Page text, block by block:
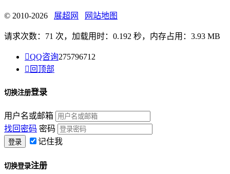
© 2010-2026 展超网 网站地图
请求次数：71 次，加载用时：0.192 秒，内存占用：3.93 MB
QQ咨询275796712
 回顶部
切换注册登录
用户名或邮箱
找回密码 密码
记住我
切换登录注册